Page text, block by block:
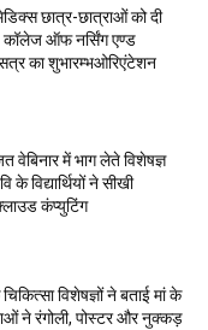
छात्र-छात्राओं को दी
ऑफ नर्सिंग एण्ड
का शुभारम्भओरिएंटेशन
वेबिनार में भाग लेते विशेषज्ञ
के विद्यार्थियों ने सीखी
कंप्युटिंग
विशेषज्ञों ने बताई मां के
ने रंगोली, पोस्टर और नुक्कड़